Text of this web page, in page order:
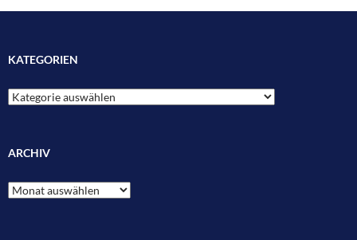
KATEGORIEN
Kategorien
ARCHIV
Archiv